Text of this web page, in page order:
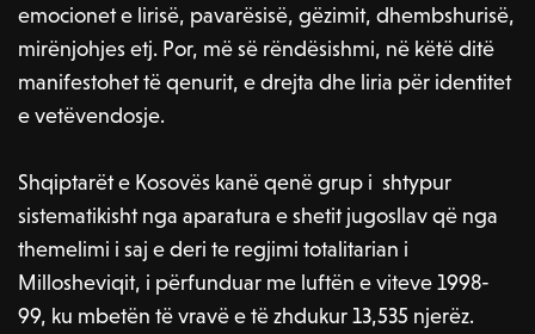
emocionet e lirisë, pavarësisë, gëzimit, dhembshurisë,
mirënjohjes etj. Por, më së rëndësishmi, në këtë ditë
manifestohet të qenurit, e drejta dhe liria për identitet
e vetëvendosje.
Shqiptarët e Kosovës kanë qenë grup i shtypur
sistematikisht nga aparatura e shetit jugosllav që nga
themelimi i saj e deri te regjimi totalitarian i
Millosheviqit, i përfunduar me luftën e viteve 1998-
99, ku mbetën të vravë e të zhdukur 13,535 njerëz.